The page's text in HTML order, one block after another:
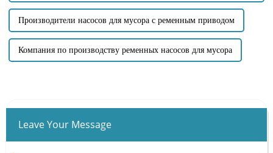
Производители насосов для мусора с ременным приводом
Компания по производству ременных насосов для мусора
Leave Your Message